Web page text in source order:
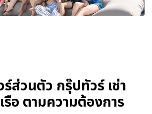
ส่วนตัว กรุ๊ปทัวร์ เช่า
รือ ตามความต้องการ